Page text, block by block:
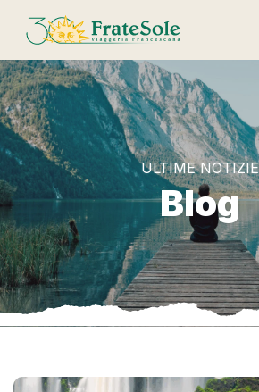
FrateSole Viaggeria Francescana
ULTIME NOTIZIE
Blog